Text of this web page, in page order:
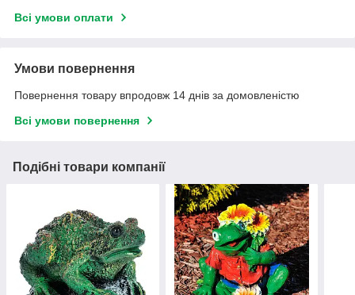
Всі умови оплати
Умови повернення
Повернення товару впродовж 14 днів за домовленістю
Всі умови повернення
Подібні товари компанії